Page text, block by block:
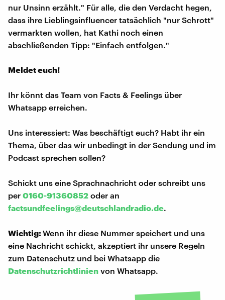
nur Unsinn erzählt." Für alle, die den Verdacht hegen,
dass ihre Lieblingsinfluencer tatsächlich "nur Schrott"
vermarkten wollen, hat Kathi noch einen
abschließenden Tipp: "Einfach entfolgen."
Meldet euch!
Ihr könnt das Team von Facts & Feelings über
Whatsapp erreichen.
Uns interessiert: Was beschäftigt euch? Habt ihr ein
Thema, über das wir unbedingt in der Sendung und im
Podcast sprechen sollen?
Schickt uns eine Sprachnachricht oder schreibt uns
per 0160-91360852 oder an
factsundfeelings@deutschlandradio.de.
Wichtig:Wenn ihr diese Nummer speichert und uns
eine Nachricht schickt, akzeptiert ihr unsere Regeln
zum Datenschutz und bei Whatsapp die
Datenschutzrichtlinien von Whatsapp.